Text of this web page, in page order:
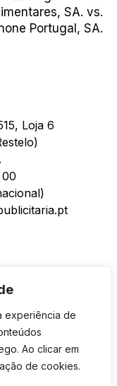
experiência de
Ao clicar em
de cookies.
SA. vs.
Portugal, SA.
Loja 6
00
Singulares
2026.